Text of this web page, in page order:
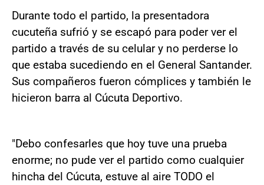
Durante todo el partido, la presentadora
cucuteña sufrió y se escapó para poder ver el
partido a través de su celular y no perderse lo
que estaba sucediendo en el General Santander.
Sus compañeros fueron cómplices y también le
hicieron barra al Cúcuta Deportivo.
"Debo confesarles que hoy tuve una prueba
enorme; no pude ver el partido como cualquier
hincha del Cúcuta, estuve al aire TODO el